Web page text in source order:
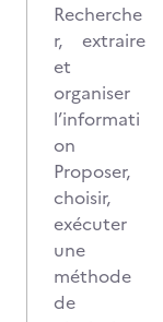
Recherche
r, extraire
et
organiser
l’informati
on
Proposer,
choisir,
exécuter
une
méthode
de